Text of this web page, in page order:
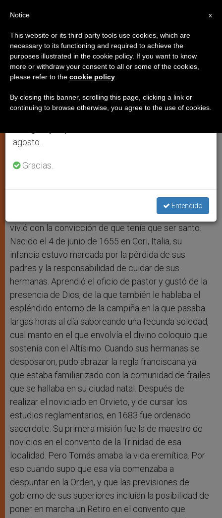
Santo Tomás de Cori
«Decisión irrevocable de ser santo»
ENERO 11, 2013 00:00
ISABEL ORELLANA VILCHES
ESPIRITUALIDAD
a
A
s
n o e
Fue un ejemplo de humildad y de caridad. Creció y
vivió con la convicción de que tenía que ser santo.
Nacido el 4 de junio de 1655 en Cori, Italia, su
infancia estuvo marcada por la pérdida de sus
padres y la responsabilidad de cuidar de sus
hermanas. Aprendió el oficio de pastor y gustó de la
presencia de Dios, de la que también le hablaba el
espléndido entorno de la campiña en la que pasaba
largas horas al día saboreando una fecunda soledad,
cual manto en el que envolvía el divino coloquio que
sostenía con el Altísimo. Cuando sus hermanas se
desposaron, pudo abrazar la regla franciscana ya
que estaba familiarizado con la comunidad de frailes
que se hallaba en su ciudad natal. Después de
realizar el noviciado en Orvieto, y de cursar los
estudios reglamentarios, en 1683 fue ordenado
sacerdote. Su primera misión fue la de maestro de
novicios en el convento de la Trinidad de esa
localidad. Pero Tomás amaba la vida eremítica. Por
eso cuando supo que esa vía comenzaba a
despuntar en la Orden, y que las previsiones de
gobierno de sus superiores incluían la posibilidad de
poner en marcha un Retiro en el convento que
×
Aviso importante
Del 27 de julio al 7 de agosto haremos la pausa
anual, aprovechando que en el periodo de verano
se generan menos informaciones y también el
agosto.
Gracias.
Entendido
x
Notice
This website or its third party tools use cookies, which are
necessary to its functioning and required to achieve the
purposes illustrated in the cookie policy. If you want to know
more or withdraw your consent to all or some of the cookies,
please refer to the cookie policy
By closing this banner, scrolling this page, clicking a link or
continuing to browse otherwise, you agree to the use of cookies.